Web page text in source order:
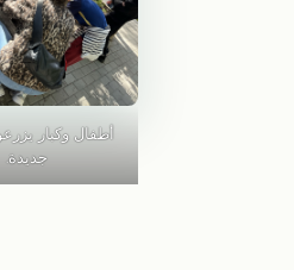
أطفال وكبار
جديدة.